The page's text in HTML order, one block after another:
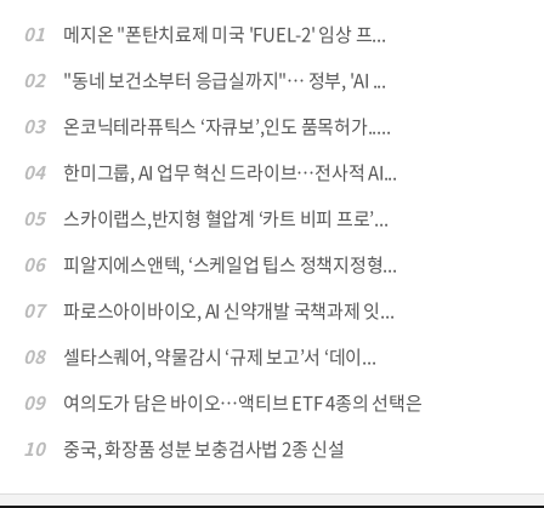
01
메지온 "폰탄치료제 미국 'FUEL-2' 임상 프...
02
"동네 보건소부터 응급실까지"… 정부, 'AI ...
03
온코닉테라퓨틱스 ‘자큐보’,인도 품목허가.....
04
한미그룹, AI 업무 혁신 드라이브…전사적 AI...
05
스카이랩스,반지형 혈압계 ‘카트 비피 프로’...
06
피알지에스앤텍, ‘스케일업 팁스 정책지정형...
07
파로스아이바이오, AI 신약개발 국책과제 잇...
08
셀타스퀘어, 약물감시 ‘규제 보고’서 ‘데이...
09
여의도가 담은 바이오…액티브 ETF 4종의 선택은
10
중국, 화장품 성분 보충검사법 2종 신설